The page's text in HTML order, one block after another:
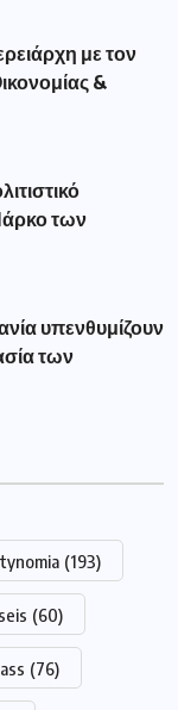
με τον
&
των
υπενθυμίζουν
των
(193)
(60)
(76)